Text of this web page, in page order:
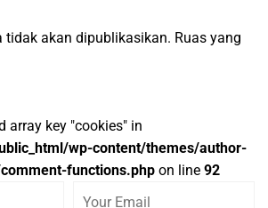
tidak akan dipublikasikan. Ruas yang
array key "cookies" in
wp-content/themes/author-
functions.php on line 92